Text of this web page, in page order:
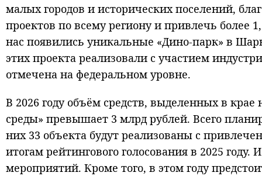
малых городов и исторических поселений,
проектов по всему региону и привлечь более
нас появились уникальные «Дино-парк» в
этих проекта реализовали с участием
отмечена на федеральном уровне.
В 2026 году объём средств, выделенных в
среды» превышает 3 млрд рублей. Всего
них 33 объекта будут реализованы с
итогам рейтингового голосования в 2025
мероприятий. Кроме того, в этом году